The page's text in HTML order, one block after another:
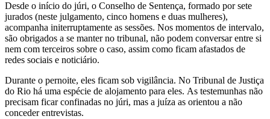
Desde o início do júri, o Conselho de Sentença, formado por sete
jurados (neste julgamento, cinco homens e duas mulheres),
acompanha initerruptamente as sessões. Nos momentos de intervalo,
são obrigados a se manter no tribunal, não podem conversar entre si
nem com terceiros sobre o caso, assim como ficam afastados de
redes sociais e noticiário.
Durante o pernoite, eles ficam sob vigilância. No Tribunal de Justiça
do Rio há uma espécie de alojamento para eles. As testemunhas não
precisam ficar confinadas no júri, mas a juíza as orientou a não
conceder entrevistas.